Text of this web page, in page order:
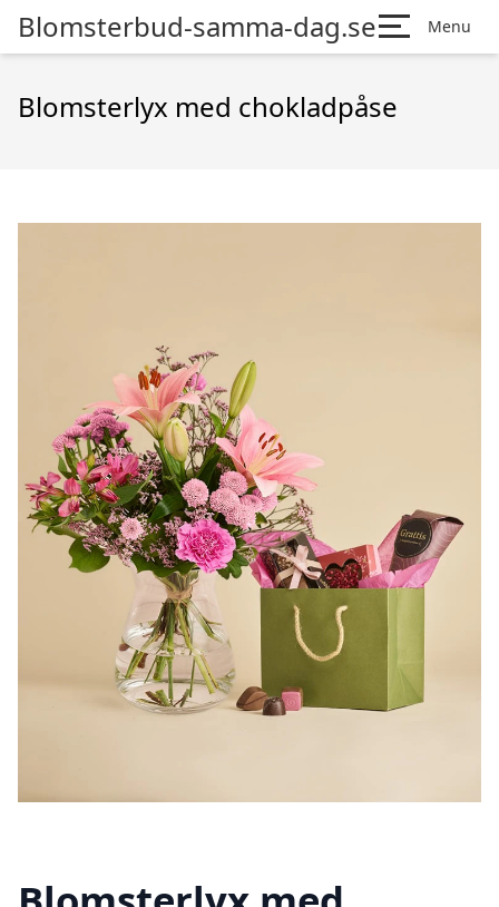
Blomsterbud-samma-dag.se Menu
Blomsterlyx med chokladpåse